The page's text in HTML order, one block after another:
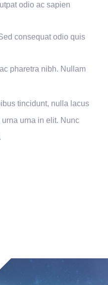
odio ac sapien
consequat odio quis
pharetra nibh. Nullam
tincidunt, nulla lacus
urna in elit. Nunc